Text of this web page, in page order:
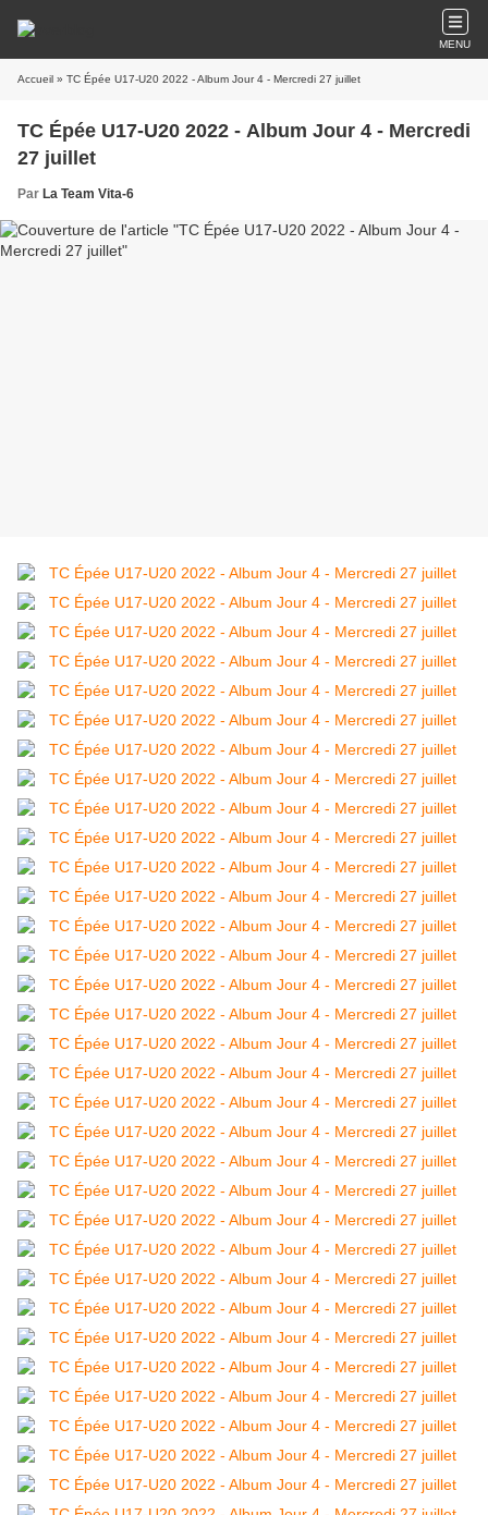
MENU
Accueil » TC Épée U17-U20 2022 - Album Jour 4 - Mercredi 27 juillet
TC Épée U17-U20 2022 - Album Jour 4 - Mercredi
27 juillet
Par La Team Vita-6